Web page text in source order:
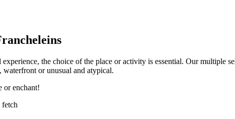
experience, the choice of the place or activity is essential. Our
or unusual and atypical.
or enchant!
fetch